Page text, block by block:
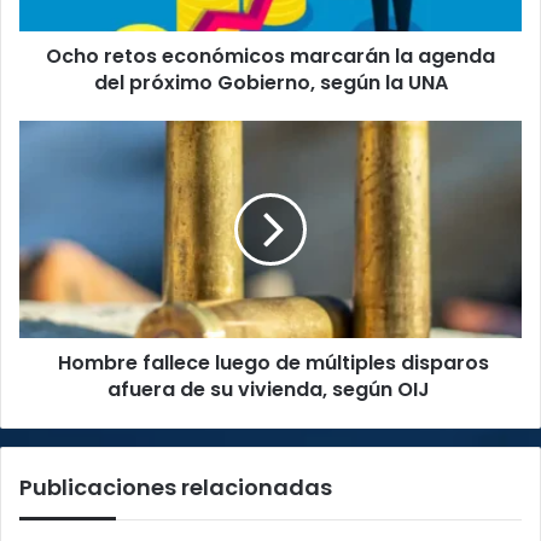
Gobierno,
segúnOcho retos económicos marcarán la agenda
del próximo Gobierno, según la UNA
disparos
de
su
vivienda,Hombre fallece luego de múltiples disparos
afuera de su vivienda, según OIJ
Publicaciones relacionadas